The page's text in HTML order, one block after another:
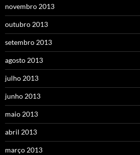
novembro 2013
outubro 2013
setembro 2013
agosto 2013
julho 2013
junho 2013
maio 2013
abril 2013
março 2013